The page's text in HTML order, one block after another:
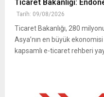
Ticaret Bakanlığı:
Tarih: 09/08/2026
Ticaret Bakanlığı, 280
Asya’nın en büyük
kapsamlı e-ticaret rehberi